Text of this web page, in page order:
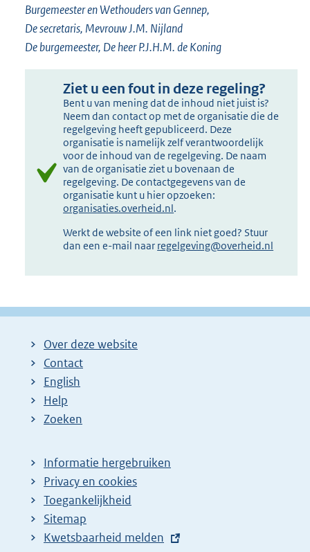
Burgemeester en Wethouders van Gennep,
De secretaris, Mevrouw J.M. Nijland
De burgemeester, De heer P.J.H.M. de Koning
Ziet u een fout in deze regeling?
Bent u van mening dat de inhoud niet juist is?
Neem dan contact op met de organisatie die de
regelgeving heeft gepubliceerd. Deze
organisatie is namelijk zelf verantwoordelijk
voor de inhoud van de regelgeving. De naam
van de organisatie ziet u bovenaan de
regelgeving. De contactgegevens van de
organisatie kunt u hier opzoeken:
organisaties.overheid.nl.
Werkt de website of een link niet goed? Stuur
dan een e-mail naar regelgeving@overheid.nl
Over deze website
Contact
English
Help
Zoeken
Informatie hergebruiken
Privacy en cookies
Toegankelijkheid
Sitemap
E
Kwetsbaarheid melden